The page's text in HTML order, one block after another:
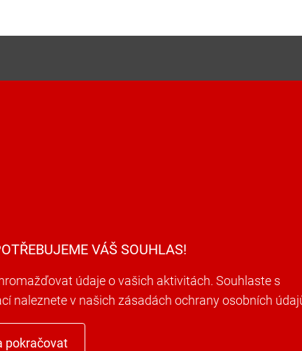
VÁŠ SOUHLAS!
údaje o vašich aktivitách. Souhlaste s
naleznete v našich zásadách ochrany osobních
pokračovat